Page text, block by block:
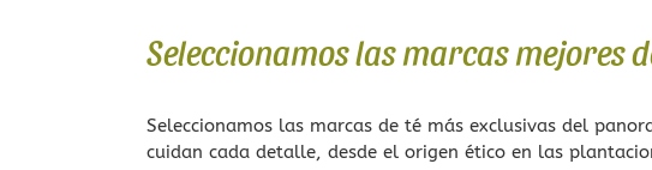
Seleccionamos las marcas mejores
Seleccionamos las marcas de té más exclusivas del
cuidan cada detalle, desde el origen ético en las